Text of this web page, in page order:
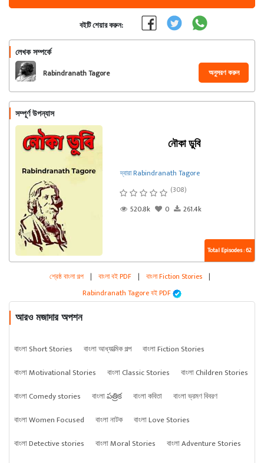
বইটি শেয়ার করুন:
লেখক সম্পর্কে
Rabindranath Tagore অনুসরণ করুন
সম্পূর্ণ উপন্যাস
নৌকা ডুবি
দ্বারা Rabindranath Tagore
(308)
520.8k
0 261.4k
Total Episodes : 62
শ্রেষ্ঠ বাংলা গল্প | বাংলা বই PDF | বাংলা Fiction Stories |
Rabindranath Tagore বই PDF
আরও মজাদার অপশন
বাংলা Short Stories বাংলা আধ্যাত্মিক গল্প
বাংলা Fiction Stories
বাংলা Motivational Stories
বাংলা Classic Stories
বাংলা Children Stories
বাংলা Comedy stories
বাংলা పత్రిక বাংলা কবিতা
বাংলা ভ্রমণ বিবরণ
বাংলা Women Focused
বাংলা নাটক
বাংলা Love Stories
বাংলা Detective stories
বাংলা Moral Stories
বাংলা Adventure Stories